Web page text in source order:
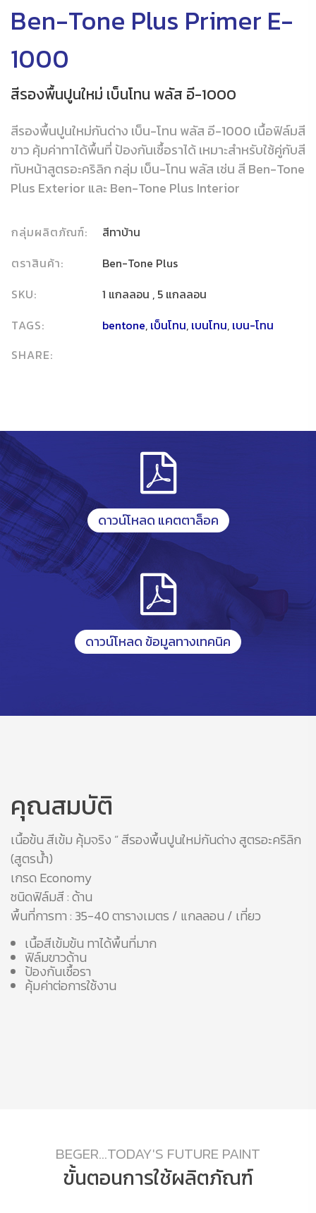
Ben-Tone Plus Primer E-
1000
สีรองพื้นปูนใหม่ เบ็นโทน พลัส อี-1000
สีรองพื้นปูนใหม่กันด่าง เบ็น-โทน พลัส อี-1000 เนื้อฟิล์มสี
ขาว คุ้มค่าทาได้พื้นที่ ป้องกันเชื้อราได้ เหมาะสำหรับใช้คู่กับสี
ทับหน้าสูตรอะคริลิก กลุ่ม เบ็น-โทน พลัส เช่น สี Ben-Tone
Plus Exterior และ Ben-Tone Plus Interior
กลุ่มผลิตภัณฑ์:
สีทาบ้าน
ตราสินค้า:
Ben-Tone Plus
SKU:
1 แกลลอน , 5 แกลลอน
TAGS:
bentone, เบ็นโทน, เบนโทน, เบน-โทน
SHARE:
ดาวน์โหลด แคตตาล็อค
ดาวน์โหลด ข้อมูลทางเทคนิค
คุณสมบัติ
เนื้อข้น สีเข้ม คุ้มจริง ” สีรองพื้นปูนใหม่กันด่าง สูตรอะคริลิก
(สูตรน้ำ)
เกรด Economy
ชนิดฟิล์มสี : ด้าน
พื้นที่การทา : 35-40 ตารางเมตร / แกลลอน / เที่ยว
เนื้อสีเข้มข้น ทาได้พื้นที่มาก
ฟิล์มขาวด้าน
ป้องกันเชื้อรา
คุ้มค่าต่อการใช้งาน
BEGER...TODAY'S FUTURE PAINT
ขั้นตอนการใช้ผลิตภัณฑ์